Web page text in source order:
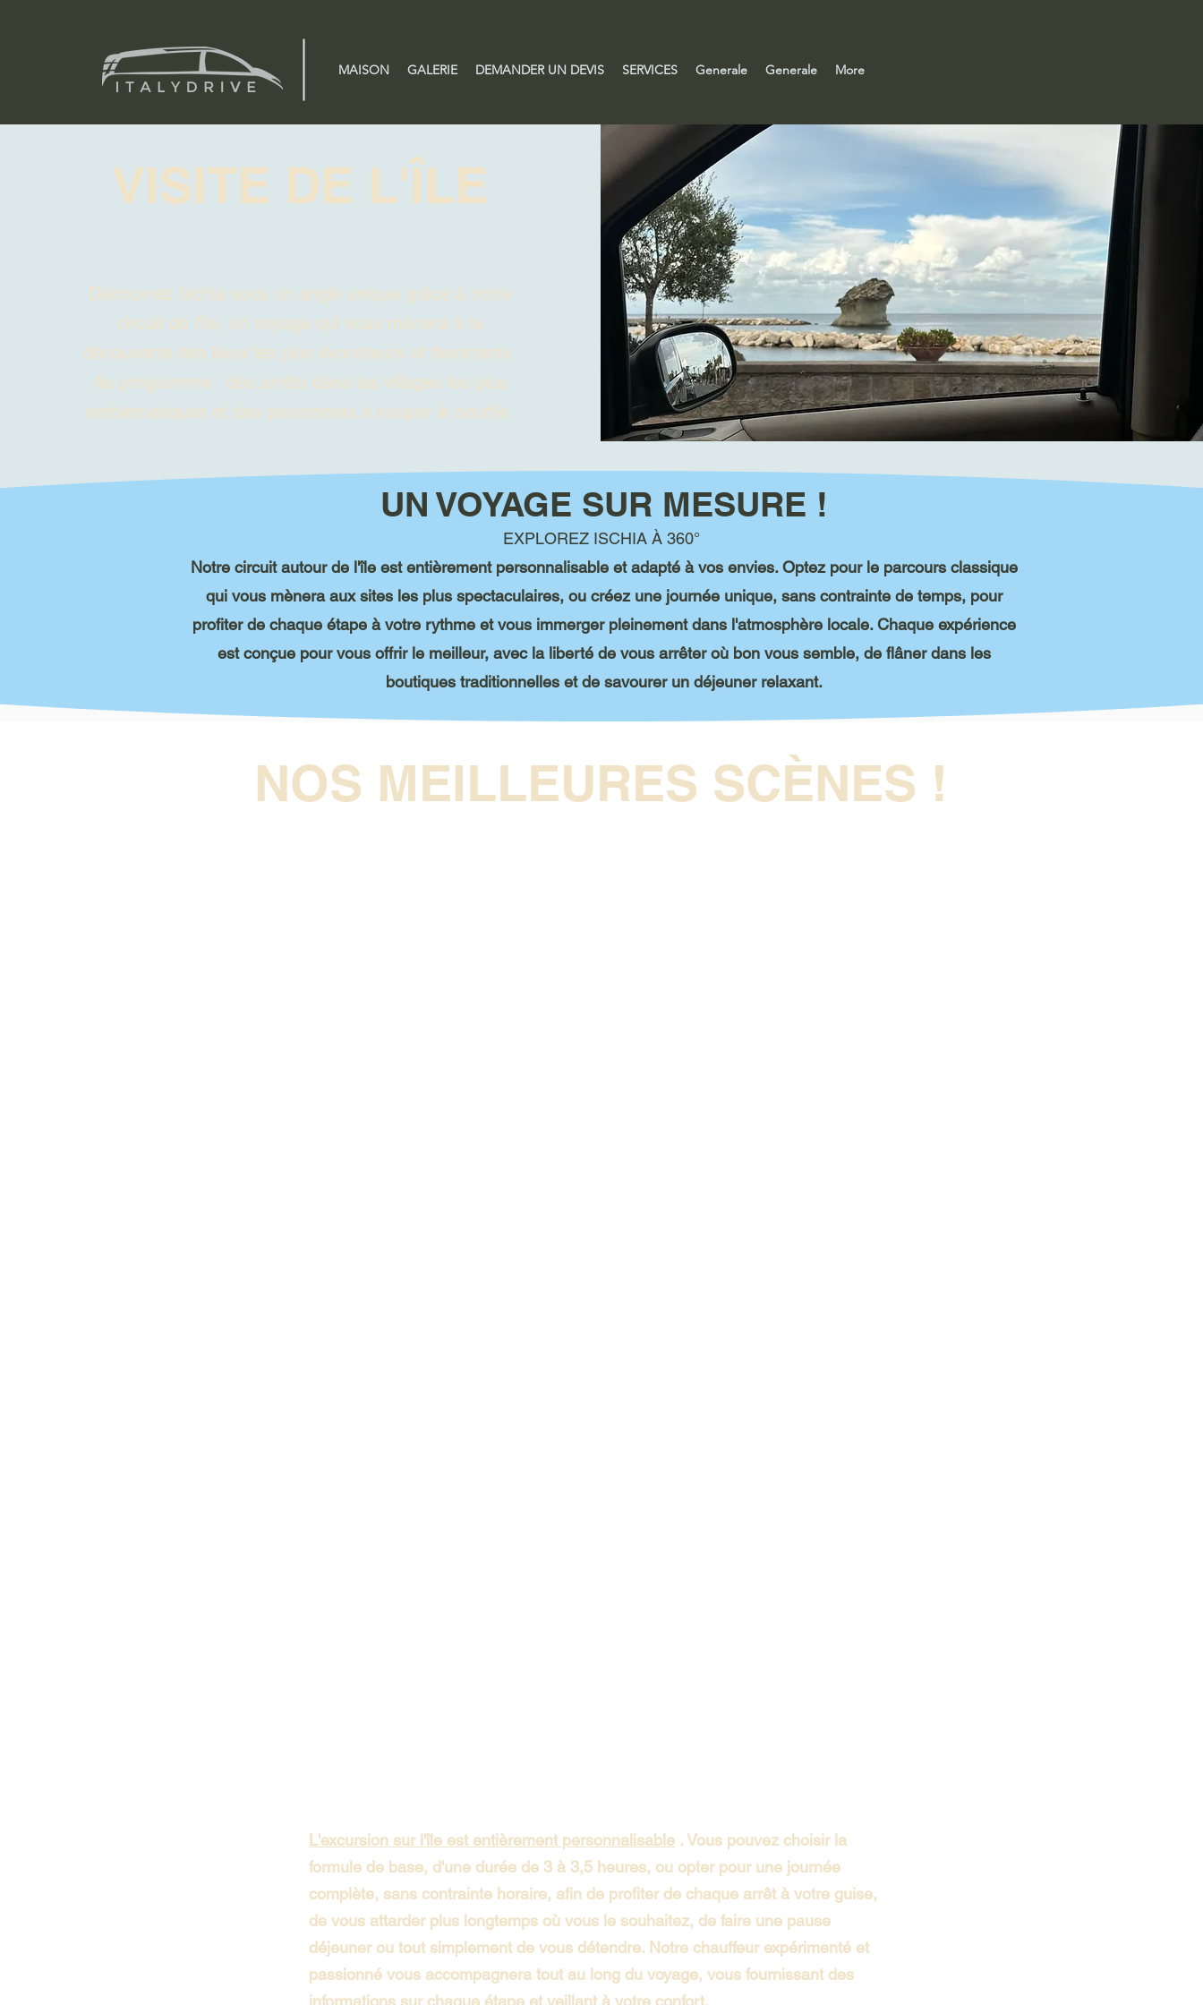
MAISON GALERIE DEMANDER UN DEVIS SERVICES Generale Generale More
VISITE DE L'ÎLE
Découvrez Ischia sous un angle unique grâce à notre
circuit de l'île, un voyage qui vous mènera à la
découverte des lieux les plus évocateurs et fascinants.
Au programme : des arrêts dans les villages les plus
emblématiques et des panoramas à couper le souffle.
UN VOYAGE SUR MESURE !
EXPLOREZ ISCHIA À 360°
Notre circuit autour de l'île est entièrement personnalisable et adapté à vos envies. Optez pour le parcours classique
qui vous mènera aux sites les plus spectaculaires, ou créez une journée unique, sans contrainte de temps, pour
profiter de chaque étape à votre rythme et vous immerger pleinement dans l'atmosphère locale. Chaque expérience
est conçue pour vous offrir le meilleur, avec la liberté de vous arrêter où bon vous semble, de flâner dans les
boutiques traditionnelles et de savourer un déjeuner relaxant.
NOS MEILLEURES SCÈNES !
L'excursion sur l'île est entièrement personnalisable . Vous pouvez choisir la
formule de base, d'une durée de 3 à 3,5 heures, ou opter pour une journée
complète, sans contrainte horaire, afin de profiter de chaque arrêt à votre guise,
de vous attarder plus longtemps où vous le souhaitez, de faire une pause
déjeuner ou tout simplement de vous détendre. Notre chauffeur expérimenté et
passionné vous accompagnera tout au long du voyage, vous fournissant des
informations sur chaque étape et veillant à votre confort.